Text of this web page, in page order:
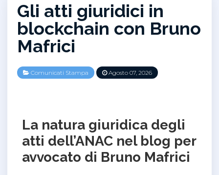
Gli atti giuridici in
blockchain con Bruno
Mafrici
Comunicati Stampa Agosto 07, 2026
La natura giuridica degli
atti dell’ANAC nel blog per
avvocato di Bruno Mafrici